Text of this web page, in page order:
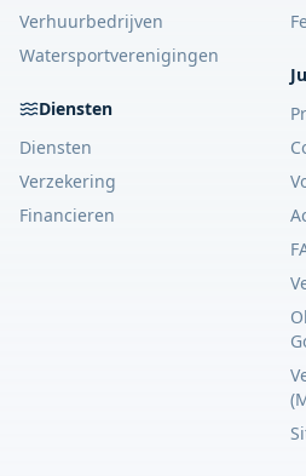
Verhuurbedrijven
Watersportverenigingen
Diensten
Diensten
Verzekering
Financieren